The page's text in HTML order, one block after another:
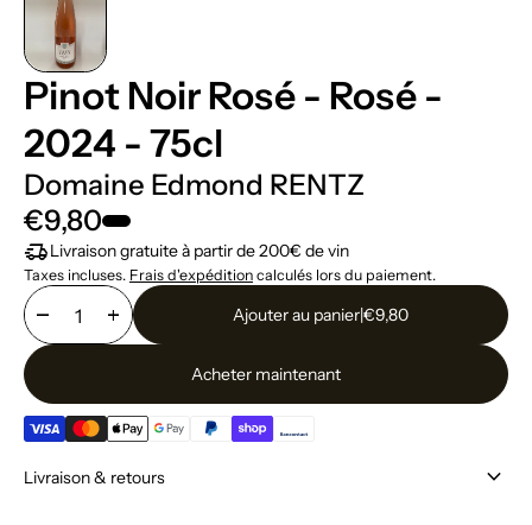
Pinot Noir Rosé - Rosé -
2024 - 75cl
Domaine Edmond RENTZ
€9,80
delivery_truck_speedLivraison gratuite à partir de 200€ de vin
Taxes incluses. Frais d'expédition calculés lors du paiement.
remove add Ajouter au panier|€9,80
Acheter maintenant
Livraison & retours keyboard_arrow_down